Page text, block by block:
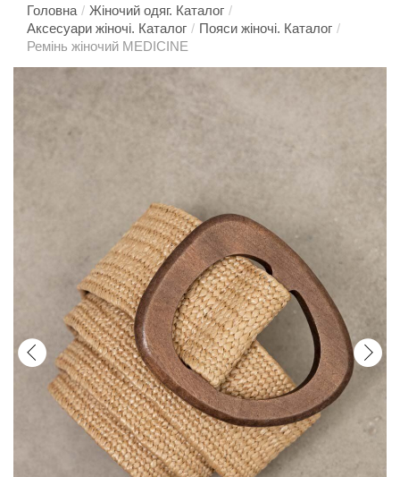
Каталог
Контакти
Головна / Жіночий одяг. Каталог /
Аксесуари жіночі. Каталог / Пояси жіночі. Каталог /
Ремінь жіночий MEDICINE